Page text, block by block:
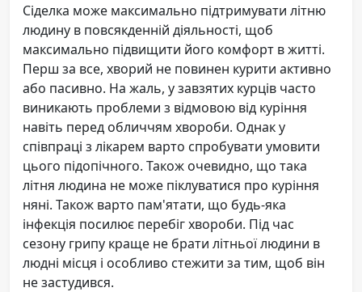
Сіделка може максимально підтримувати літню
людину в повсякденній діяльності, щоб
максимально підвищити його комфорт в житті.
Перш за все, хворий не повинен курити активно
або пасивно. На жаль, у завзятих курців часто
виникають проблеми з відмовою від куріння
навіть перед обличчям хвороби. Однак у
співпраці з лікарем варто спробувати умовити
цього підопічного. Також очевидно, що така
літня людина не може піклуватися про куріння
няні. Також варто пам'ятати, що будь-яка
інфекція посилює перебіг хвороби. Під час
сезону грипу краще не брати літньої людини в
людні місця і особливо стежити за тим, щоб він
не застудився.